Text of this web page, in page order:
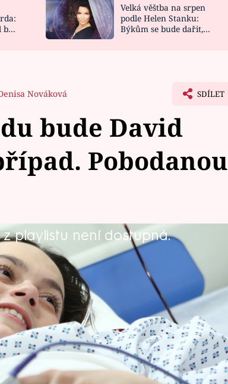
NOVINKY
VIDEORECEPTY
by
Velká věštba na srpen
podle Helen Stanku:
Býkům se bude dařit,
Nováková SDÍLET
bude David
Pobodanou
playlistu není dostupná.
zodpovědnost a nervozita vždy
Robot".